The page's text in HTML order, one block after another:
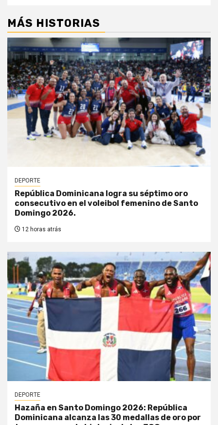
MÁS HISTORIAS
DEPORTE
República Dominicana logra su séptimo oro
consecutivo en el voleibol femenino de Santo
Domingo 2026.
12 horas atrás
DEPORTE
Hazaña en Santo Domingo 2026: República
Dominicana alcanza las 30 medallas de oro por